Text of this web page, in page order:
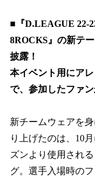
■『D.LEAGUE 22-
8ROCKS』の新テ
披露！
本イベント用にア
で、参加したファ
新チームウェアを
り上げたのは、10
ズンより使用され
グ。選手入場時の